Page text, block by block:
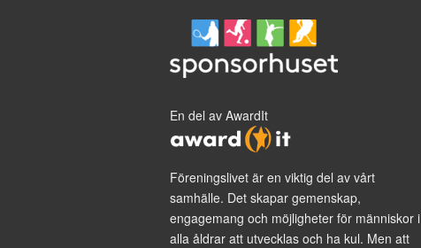
En del av AwardIt
Föreningslivet är en viktig del av vårt
samhälle. Det skapar gemenskap,
engagemang och möjligheter för människor i
alla åldrar att utvecklas och ha kul. Men att